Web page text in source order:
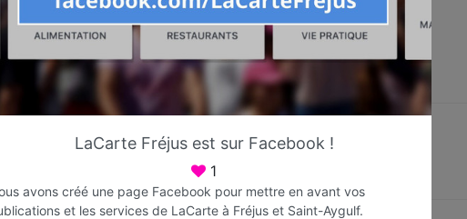
Favori Contacter
Sur Rendez-vous dès 08:00
LaCarte Fréjus est sur Facebook !
1
avons créé une page Facebook pour mettre en avant vos
et les services de LaCarte à Fréjus et Saint-Aygulf.